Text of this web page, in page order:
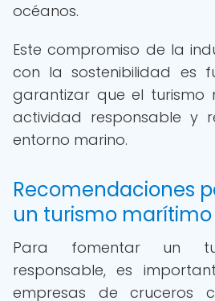
océanos.
Este compromiso de la
con la sostenibilidad es
garantizar que el turismo
actividad responsable y
entorno marino.
Recomendaciones
un turismo
Para fomentar un
responsable, es
empresas de cruceros